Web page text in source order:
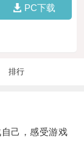
PC下载
排行
己，感受游戏